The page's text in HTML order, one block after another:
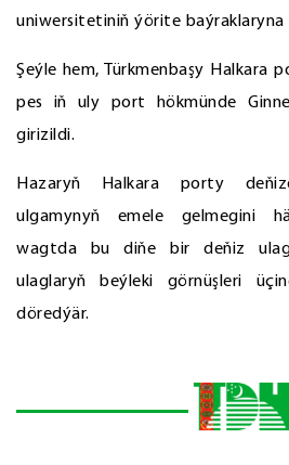
uniwersitetiniň ýörite baýraklaryna
Şeýle hem, Türkmenbaşy Halkara
pes iň uly port hökmünde
girizildi.
Hazaryň Halkara porty
ulgamynyň emele gelmegini
wagtda bu diňe bir deňiz
ulaglaryň beýleki görnüşleri
döredýär.